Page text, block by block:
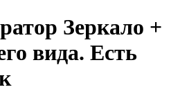
Зеркало +
вида. Есть